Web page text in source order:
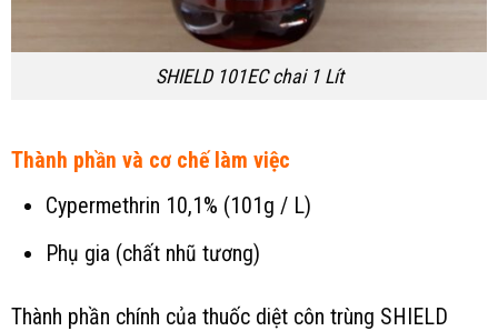
SHIELD 101EC chai 1 Lít
Thành phần và cơ chế làm việc
Cypermethrin 10,1% (101g / L)
Phụ gia (chất nhũ tương)
Thành phần chính của thuốc diệt côn trùng SHIELD